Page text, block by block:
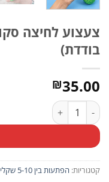
צעצוע לחיצה
בודדת)
₪35.00
כמות של צעצוע לחיצה
קטגוריות: הפתעות בין 5-10 שקלים